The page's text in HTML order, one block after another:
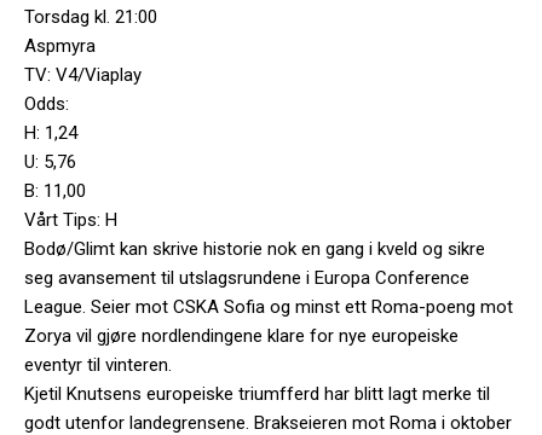
Torsdag kl. 21:00
Aspmyra
TV: V4/Viaplay
Odds:
H: 1,24
U: 5,76
B: 11,00
Vårt Tips: H
Bodø/Glimt kan skrive historie nok en gang i kveld og sikre
seg avansement til utslagsrundene i Europa Conference
League. Seier mot CSKA Sofia og minst ett Roma-poeng mot
Zorya vil gjøre nordlendingene klare for nye europeiske
eventyr til vinteren.
Kjetil Knutsens europeiske triumfferd har blitt lagt merke til
godt utenfor landegrensene. Brakseieren mot Roma i oktober